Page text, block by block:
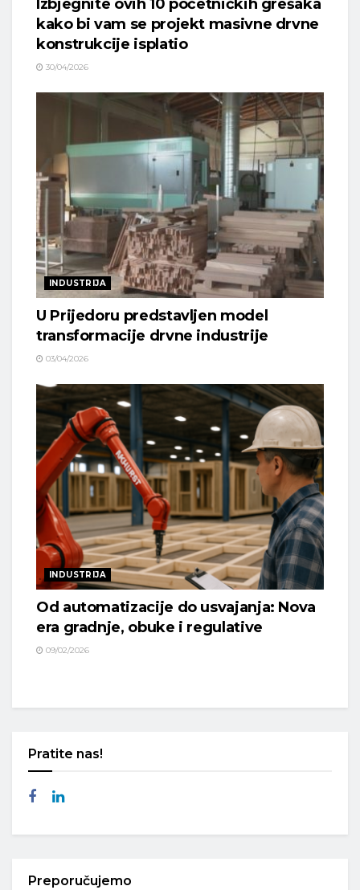
Izbjegnite ovih 10 početničkih grešaka
kako bi vam se projekt masivne drvne
konstrukcije isplatio
30/04/2026
INDUSTRIJA
U Prijedoru predstavljen model
transformacije drvne industrije
03/04/2026
INDUSTRIJA
Od automatizacije do usvajanja: Nova
era gradnje, obuke i regulative
09/02/2026
Pratite nas!
Preporučujemo